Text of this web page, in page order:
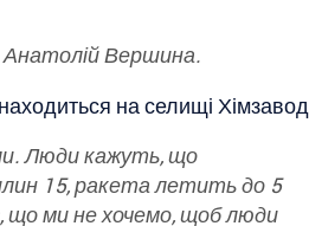
Анатолій Вершина.
на селищі Хімзавод.
Люди кажуть, що
15, ракета летить до 5
що ми не хочемо, щоб люди